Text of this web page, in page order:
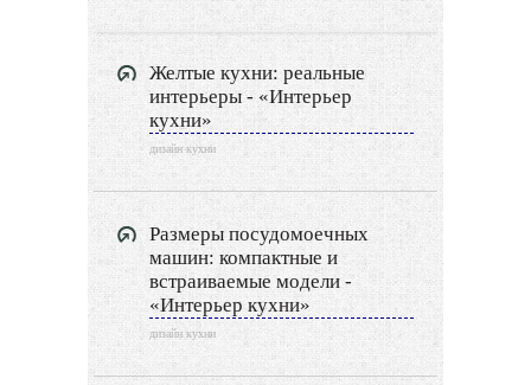
Дизайн балкона
Дизайн сауны
Дизайн прихожей
Дизайн гардеробной
Экстерьер
Декор
Двор и сад
Желтые кухни: реальные
интерьеры - «Интерьер
кухни»
дизайн кухни
Размеры посудомоечных
машин: компактные и
встраиваемые модели -
«Интерьер кухни»
дизайн кухни